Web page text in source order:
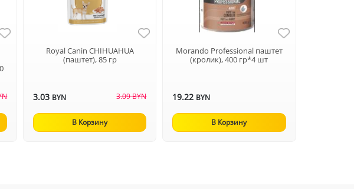
Royal Canin CHIHUAHUA
(паштет), 85 гр
3.03 BYN 3.09 BYN
В Корзину
Morando Professional паштет
(кролик), 400 гр*4 шт
19.22 BYN
В Корзину